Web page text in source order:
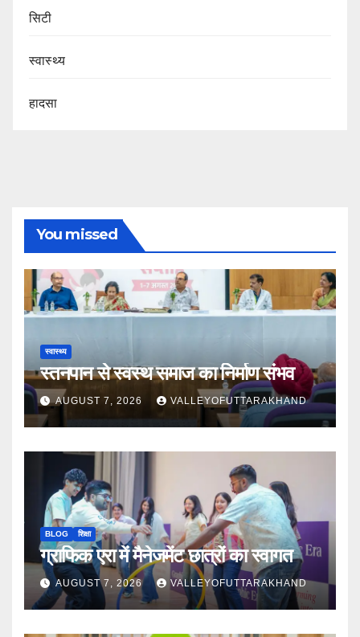
सिटी
स्वास्थ्य
हादसा
You missed
स्वास्थ्य
स्तनपान से स्वस्थ समाज का निर्माण संभव
AUGUST 7, 2026 VALLEYOFUTTARAKHAND
BLOG शिक्षा
ग्राफिक एरा में मैनेजमेंट छात्रों का स्वागत
AUGUST 7, 2026 VALLEYOFUTTARAKHAND